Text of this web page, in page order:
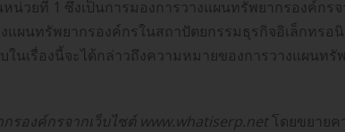
วยที่ 1 ซึ่งเป็นการมองการวางแผนทรัพยากรองค์กร
แผนทรัพยากรองค์กรในสถาปัตยกรรมธุรกิจอิเล็กทรอ
ในเรื่องนี้จะได้กล่าวถึงความหมายของการวางแผนทรั
รองค์กรจากเว็บไซต์ www.whatiserp.net โดยขยายค